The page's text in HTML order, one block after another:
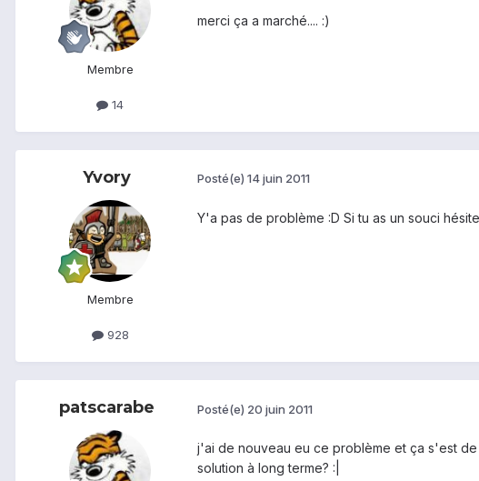
Membre
14
merci ça a marché.... :)
Yvory
Membre
928
Posté(e) 14 juin 2011
Y'a pas de problème :D Si tu as un souci
patscarabe Posté(e) 20 juin 2011
j'ai de nouveau eu ce problème et ça s'est
solution à long terme? :|